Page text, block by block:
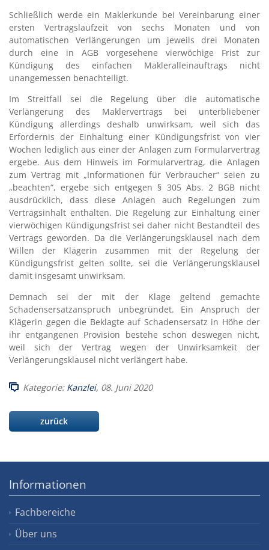
Schließlich werde ein Maklerkunde bei Vereinbarung einer
ersten Vertragslaufzeit von sechs Monaten und von
automatischen Verlängerungen um jeweils drei Monaten
durch eine in AGB vorgesehene vierwöchige Frist zur
Kündigung des einfachen Makleralleinauftrags nicht
unangemessen benachteiligt.
Im Streitfall sei die Regelung über die automatische
Verlängerung des Maklervertrags bei unterbliebener
Kündigung allerdings deshalb unwirksam, weil sich das
Erfordernis der Einhaltung einer Kündigungsfrist von vier
Wochen lediglich aus einer der Anlagen zum Formularvertrag
ergebe. Aus dem Hinweis im Formularvertrag, die Anlagen
zum Vertrag mit „Informationen für Verbraucher“ seien zu
„beachten“, ergebe sich entgegen § 305 Abs. 2 BGB nicht
ausdrücklich, dass diese Anlagen auch Regelungen zum
Vertragsinhalt enthalten. Die Regelung zur Einhaltung einer
vierwöchigen Kündigungsfrist sei daher nicht Bestandteil des
Vertrags geworden. Da die Verlängerungsklausel nach dem
Willen der Klägerin zusammen mit der Regelung der
Kündigungsfrist gelten sollte, sei die Verlängerungsklausel
damit insgesamt unwirksam.
Demnach sei der mit der Klage geltend gemachte
Schadensersatzanspruch unbegründet. Ein Anspruch der
Klägerin gegen die Beklagte auf Schadensersatz in Höhe der
ihr entgangenen Provision bestehe schon deswegen nicht,
weil sich der Vertrag wegen der Unwirksamkeit der
Verlängerungsklausel nicht verlängert habe.
Kategorie: Kanzlei, 08. Juni 2020
zurück
Informationen
Fachbereiche
Über uns